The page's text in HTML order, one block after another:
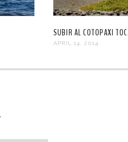
SUBIR AL COTOPAXI
APRIL 14, 2014